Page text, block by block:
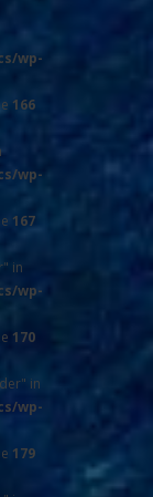
wp-
166
wp-
167
in
wp-
170
in
wp-
179